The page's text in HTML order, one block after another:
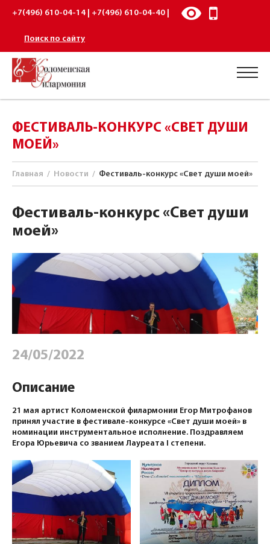
+7(496) 610-04-14 | +7(496) 610-04-40 |
Поиск по сайту
ФЕСТИВАЛЬ-КОНКУРС «СВЕТ ДУШИ
МОЕЙ»
Главная / Новости / Фестиваль-конкурс «Свет души моей»
Фестиваль-конкурс «Свет души
моей»
24/05/2022
Описание
21 мая артист Коломенской филармонии Егор Митрофанов
принял участие в фестивале-конкурсе «Свет души моей» в
номинации инструментальное исполнение. Поздравляем
Егора Юрьевича со званием Лауреата I степени.